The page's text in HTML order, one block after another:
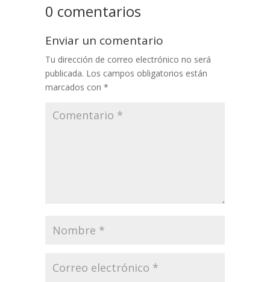
0 comentarios
Enviar un comentario
Tu dirección de correo electrónico no será
publicada. Los campos obligatorios están
marcados con *